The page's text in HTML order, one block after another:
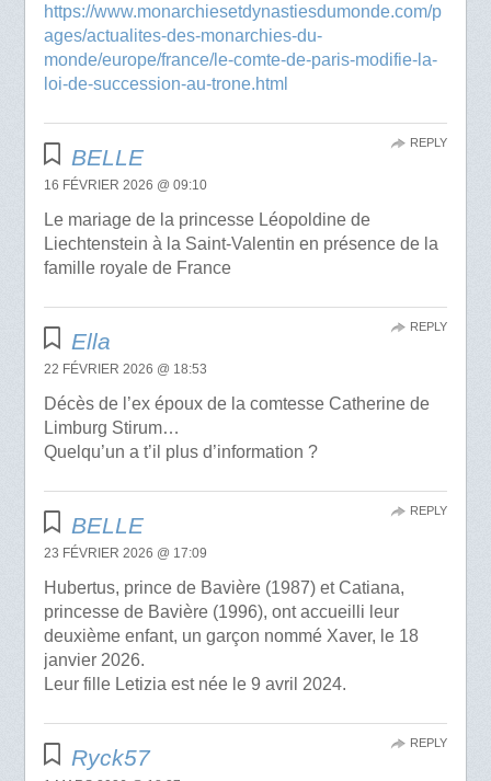
https://www.monarchiesetdynastiesdumonde.com/p
ages/actualites-des-monarchies-du-
monde/europe/france/le-comte-de-paris-modifie-la-
loi-de-succession-au-trone.html
BELLE
16 FÉVRIER 2026 @ 09:10
Le mariage de la princesse Léopoldine de
Liechtenstein à la Saint-Valentin en présence de la
famille royale de France
REPLY
Ella
22 FÉVRIER 2026 @ 18:53
Décès de l’ex époux de la comtesse Catherine de
Limburg Stirum…
Quelqu’un a t’il plus d’information ?
REPLY
BELLE
23 FÉVRIER 2026 @ 17:09
Hubertus, prince de Bavière (1987) et Catiana,
princesse de Bavière (1996), ont accueilli leur
deuxième enfant, un garçon nommé Xaver, le 18
janvier 2026.
Leur fille Letizia est née le 9 avril 2024.
REPLY
Ryck57
REPLY